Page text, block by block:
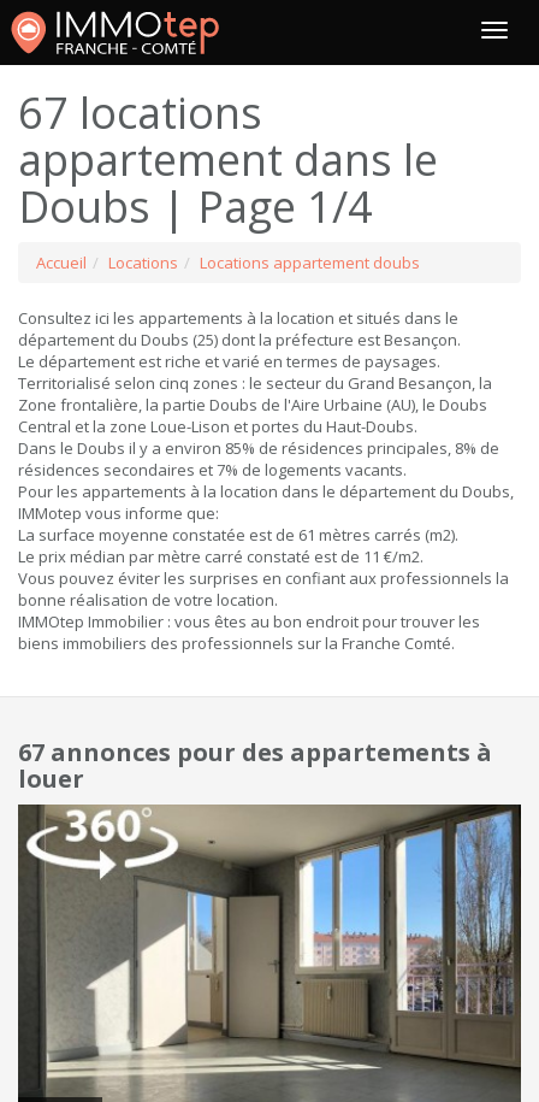
67 locations
appartement dans le
Doubs | Page 1/4
Accueil Locations Locations appartement doubs
Consultez ici les appartements à la location et situés dans le
département du Doubs (25) dont la préfecture est Besançon.
Le département est riche et varié en termes de paysages.
Territorialisé selon cinq zones : le secteur du Grand Besançon, la
Zone frontalière, la partie Doubs de l'Aire Urbaine (AU), le Doubs
Central et la zone Loue-Lison et portes du Haut-Doubs.
Dans le Doubs il y a environ 85% de résidences principales, 8% de
résidences secondaires et 7% de logements vacants.
Pour les appartements à la location dans le département du Doubs,
IMMotep vous informe que:
La surface moyenne constatée est de 61 mètres carrés (m2).
Le prix médian par mètre carré constaté est de 11 €/m2.
Vous pouvez éviter les surprises en confiant aux professionnels la
bonne réalisation de votre location.
IMMOtep Immobilier : vous êtes au bon endroit pour trouver les
biens immobiliers des professionnels sur la Franche Comté.
67 annonces pour des appartements à
louer